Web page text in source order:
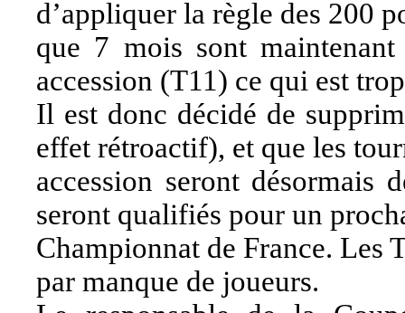
d’appliquer la règle des 200
que 7 mois sont
accession (T11) ce qui est
Il est donc décidé de
effet rétroactif), et que les
accession seront désormais
seront qualifiés pour un
Championnat de France. Les
par manque de joueurs.